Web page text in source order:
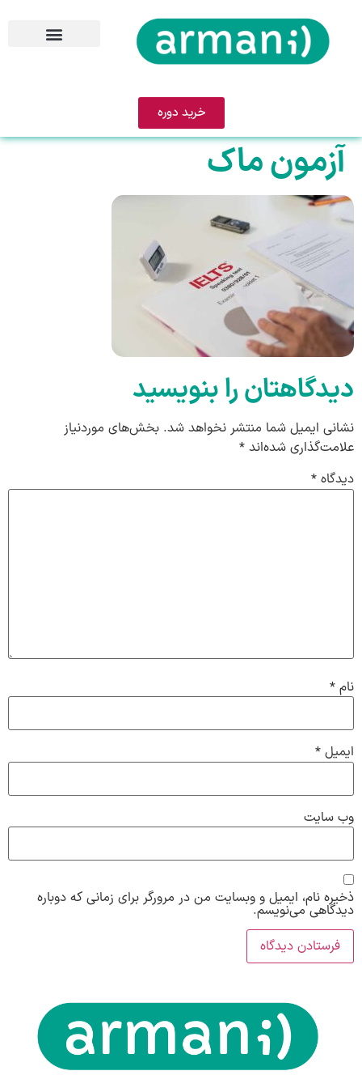
خرید دوره
آزمون ماک
دیدگاهتان را بنویسید
نشانی ایمیل شما منتشر نخواهد شد. بخش‌های موردنیاز
علامت‌گذاری شده‌اند *
دیدگاه *
نام *
ایمیل *
وب‌ سایت
ذخیره نام، ایمیل و وبسایت من در مرورگر برای زمانی که دوباره
دیدگاهی می‌نویسم.